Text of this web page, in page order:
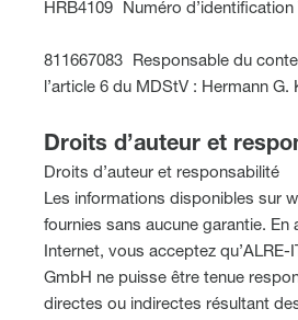
HRB4109 Numéro d’identification
811667083 Responsable du
l’article 6 du MDStV : Hermann G.
Droits d’auteur et
Droits d’auteur et responsabilité
Les informations disponibles sur
fournies sans aucune garantie. En
Internet, vous acceptez qu’ALRE-
GmbH ne puisse être tenue
directes ou indirectes résultant